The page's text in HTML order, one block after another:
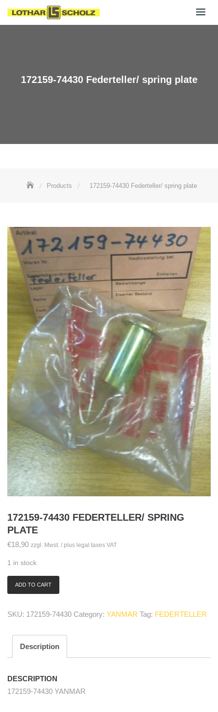
172159-74430 Federteller/ spring plate
Products 172159-74430 Federteller/ spring plate
172159-74430 FEDERTELLER/ SPRING
PLATE
€18,90 zzgl. Mwst. / plus legal taxes VAT
1 in stock
172159-
spring
quantity
ADD TO CART
SKU: 172159-74430 Category: YANMAR Tag: FEDERTELLER
Description
DESCRIPTION
172159-74430 YANMAR